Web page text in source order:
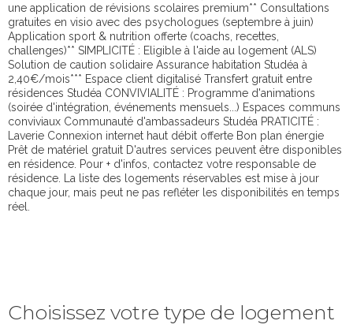
une application de révisions scolaires premium** Consultations
gratuites en visio avec des psychologues (septembre à juin)
Application sport & nutrition offerte (coachs, recettes,
challenges)** SIMPLICITÉ : Eligible à l'aide au logement (ALS)
Solution de caution solidaire Assurance habitation Studéa à
2,40€/mois*** Espace client digitalisé Transfert gratuit entre
résidences Studéa CONVIVIALITÉ : Programme d'animations
(soirée d'intégration, événements mensuels...) Espaces communs
conviviaux Communauté d'ambassadeurs Studéa PRATICITÉ :
Laverie Connexion internet haut débit offerte Bon plan énergie
Prêt de matériel gratuit D'autres services peuvent être disponibles
en résidence. Pour + d'infos, contactez votre responsable de
résidence. La liste des logements réservables est mise à jour
chaque jour, mais peut ne pas refléter les disponibilités en temps
réel.
Choisissez votre type de logement